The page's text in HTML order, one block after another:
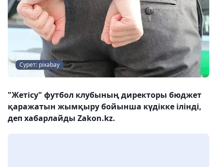
Сурет: pixabay
"Жетісу" футбол клубының директоры бюджет
қаражатын жымқыру бойынша күдікке ілінді,
деп хабарлайды Zakon.kz.